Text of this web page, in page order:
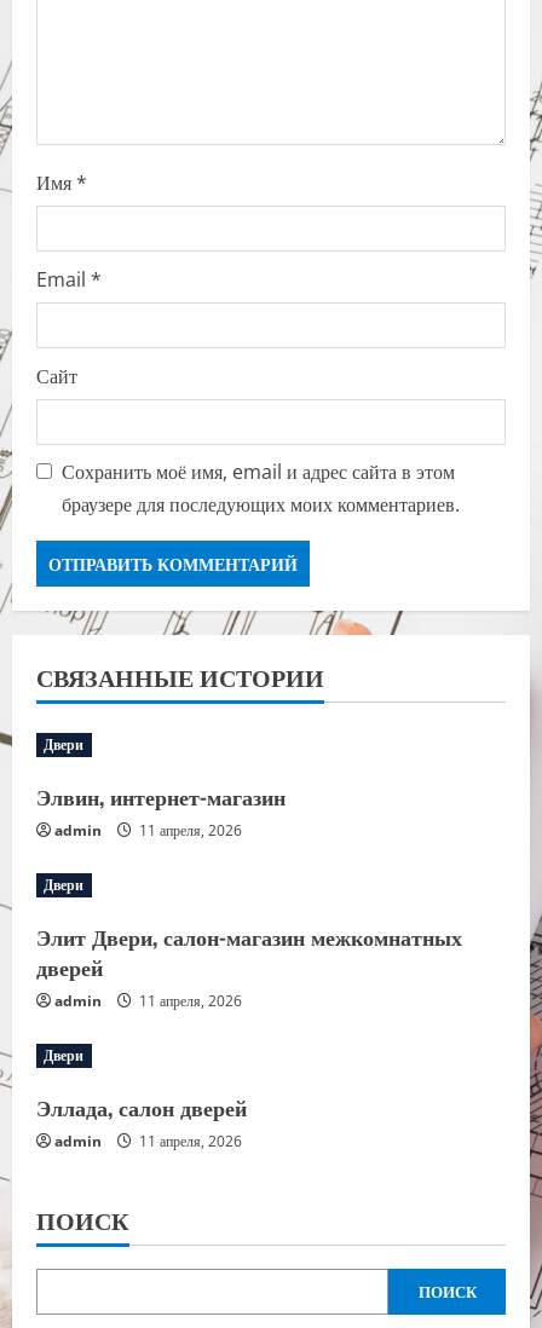
Имя*
Email *
Сайт
Сохранить моё имя, email и адрес сайта в этом
браузере для последующих моих комментариев.
СВЯЗАННЫЕ ИСТОРИИ
Двери
Элвин, интернет-магазин
admin 11 апреля, 2026
Двери
Элит Двери, салон-магазин межкомнатных
дверей
admin 11 апреля, 2026
Двери
Эллада, салон дверей
admin 11 апреля, 2026
ПОИСК
ПОИСК